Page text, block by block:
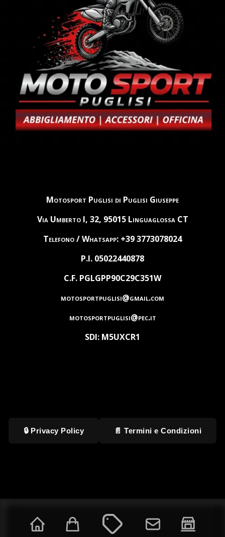
Motosport Puglisi di Puglisi Giuseppe
Via Umberto I, 32, 95015 Linguaglossa CT
Telefono / Whatsapp: +39 3773078024
P.I. 05022440878
C.F. PGLGPP90C29C351W
motosportpuglisi@gmail.com
motosportpuglisi@pec.it
SDI: M5UXCR1
🔒 Privacy Policy 📄 Termini e Condizioni